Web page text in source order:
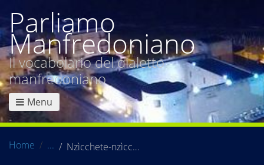
Parliamo
Manfredoniano
Il vocabolario del dialetto
manfredoniano
Menu
Home Nzìcchete-nzìcchete